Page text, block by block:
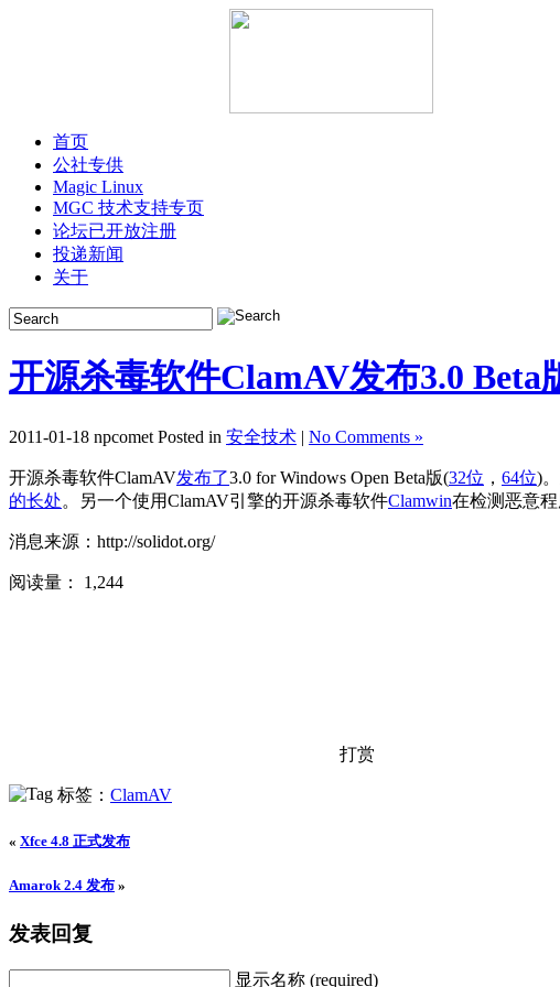
首页
公社专供
Magic Linux
MGC 技术支持专页
论坛已开放注册
投递新闻
关于
开源杀毒软件ClamAV发布3.0 Beta
2011-01-18 npcomet Posted in 安全技术 | No Comments »
开源杀毒软件ClamAV发布了3.0 for Windows Open Beta版(32位 ， 64位)。
的长处。另一个使用ClamAV引擎的开源杀毒软件Clamwin在检测恶意
消息来源：http://solidot.org/
阅读量： 1,244
打赏
标签： ClamAV
« Xfce 4.8 正式发布
Amarok 2.4 发布 »
发表回复
显示名称 (required)